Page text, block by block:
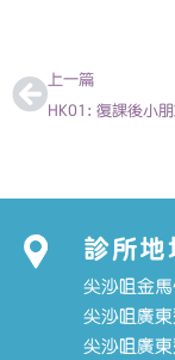
上一篇
診所地
尖沙咀金
尖沙咀廣
尖沙咀廣